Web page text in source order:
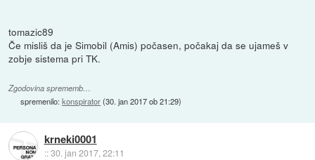
tomazic89
Če misliš da je Simobil (Amis) počasen, počakaj da se ujameš v
zobje sistema pri TK.
Zgodovina sprememb…
spremenilo:konspirator(30. jan 2017 ob 21:29)
krneki0001
::30. jan 2017, 22:11